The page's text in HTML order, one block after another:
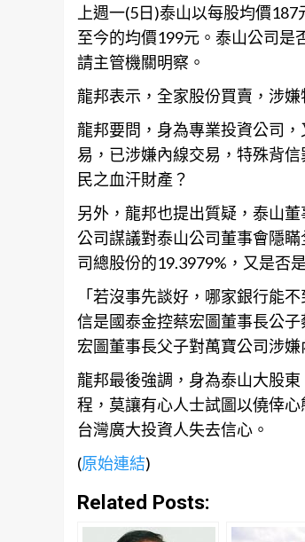
上週一(5日)泰山以每股均價
至今的均價199元。泰山公司是
請主管機關明察。
龍邦表示，全家股份買賣，涉嫌
龍邦要問，身為專業投資公司
易，已涉嫌內線交易，特殊背
民之血汗財產？
另外，龍邦也提出質疑，泰山
公司謀議對泰山公司董事會隱
司總股份的19.3979%，又是否
「若沒事先談好，哪家銀行能
信是國泰金控蔡宏圖董事長公
宏圖董事長父子對萬寶公司涉嫌
龍邦最後強調，身為泰山大股
程，莫讓有心人士試圖以僥倖
台灣廣大投資人失去信心。
(原始連結)
Related Posts: